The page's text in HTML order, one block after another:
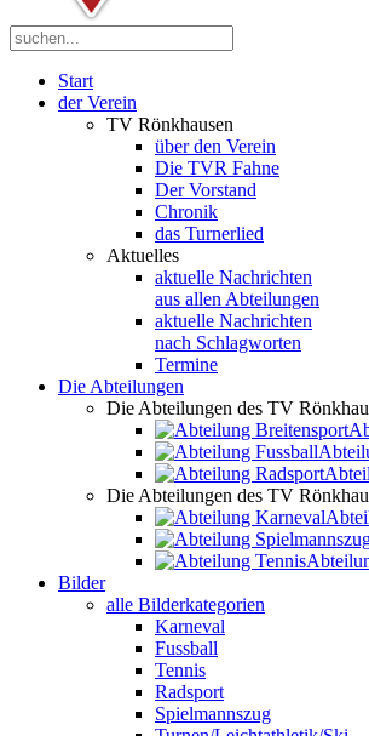
Start
der Verein
TV Rönkhausen
über den Verein
Die TVR Fahne
Der Vorstand
Chronik
das Turnerlied
Aktuelles
aktuelle Nachrichten
aus allen Abteilungen
aktuelle Nachrichten
nach Schlagworten
Termine
Die Abteilungen
Die Abteilungen des TV
Die Abteilungen des TV
Bilder
alle Bilderkategorien
Karneval
Fussball
Tennis
Radsport
Spielmannszug